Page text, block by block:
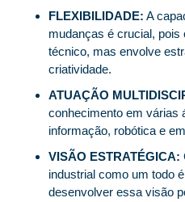
FLEXIBILIDADE: A
mudanças é crucial, pois
técnico, mas envolve
criatividade.
ATUAÇÃO
conhecimento em várias
informação, robótica e
VISÃO ESTRATÉGICA:
industrial como um todo
desenvolver essa visão